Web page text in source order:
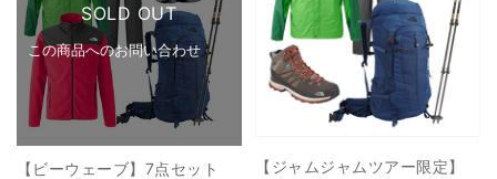
SOLD OUT
この商品へのお問い合わせ
【ビーウェーブ】7点セット
【ジャムジャムツアー限定】